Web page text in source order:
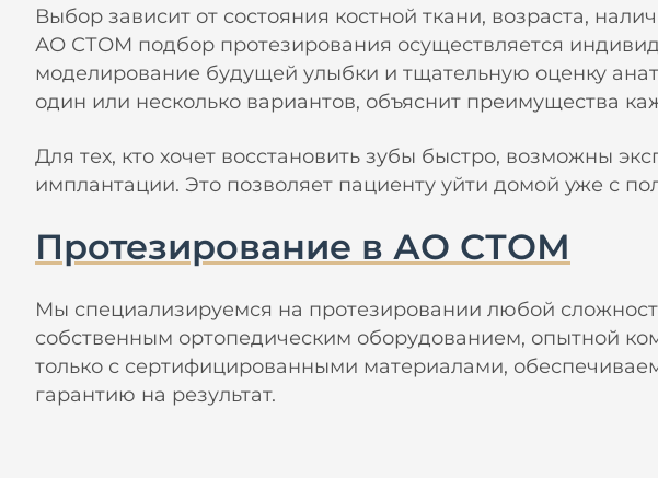
Выбор зависит от состояния костной ткани, возраста,
АО СТОМ подбор протезирования осуществляется
моделирование будущей улыбки и тщательную оценку
один или несколько вариантов, объяснит преимущества
Для тех, кто хочет восстановить зубы быстро, возможны
имплантации. Это позволяет пациенту уйти домой уже с
Протезирование в АО СТОМ
Мы специализируемся на протезировании любой
собственным ортопедическим оборудованием, опытной
только с сертифицированными материалами,
гарантию на результат.